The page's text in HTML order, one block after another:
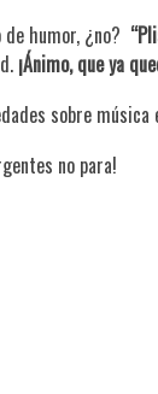
humor, ¿no?
¡Ánimo, que ya
sobre
no para!